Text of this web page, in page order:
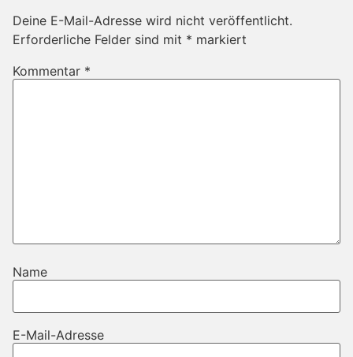
Deine E-Mail-Adresse wird nicht veröffentlicht.
Erforderliche Felder sind mit * markiert
Kommentar *
Name
E-Mail-Adresse